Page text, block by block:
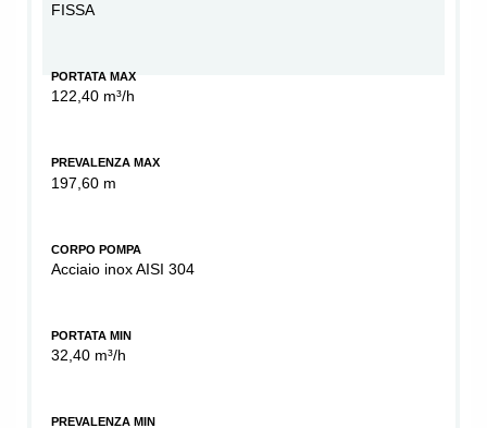
FISSA
PORTATA MAX
122,40 m³/h
PREVALENZA MAX
197,60 m
CORPO POMPA
Acciaio inox AISI 304
PORTATA MIN
32,40 m³/h
PREVALENZA MIN